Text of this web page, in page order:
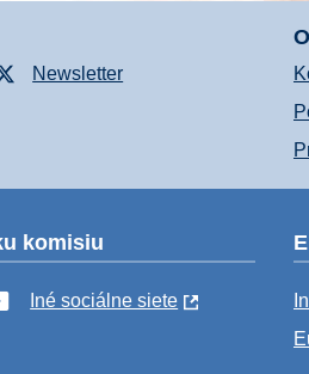
Newsletter
komisiu
YouTube
Iné sociálne siete